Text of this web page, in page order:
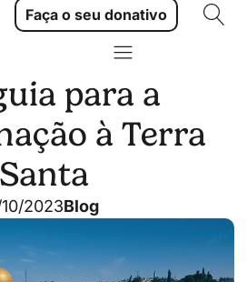
Faça o seu donativo
para a
à Terra
Santa
2023Blog